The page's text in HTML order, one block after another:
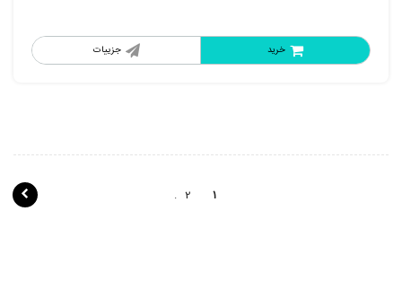
جزییات خرید
پ
1
2